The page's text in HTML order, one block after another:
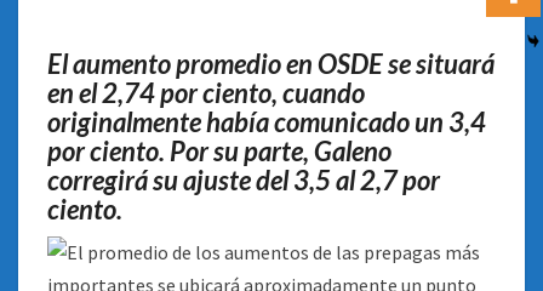
MAYO
El aumento promedio en OSDE se situará
en el 2,74 por ciento, cuando
originalmente había comunicado un 3,4
por ciento. Por su parte, Galeno
corregirá su ajuste del 3,5 al 2,7 por
ciento.